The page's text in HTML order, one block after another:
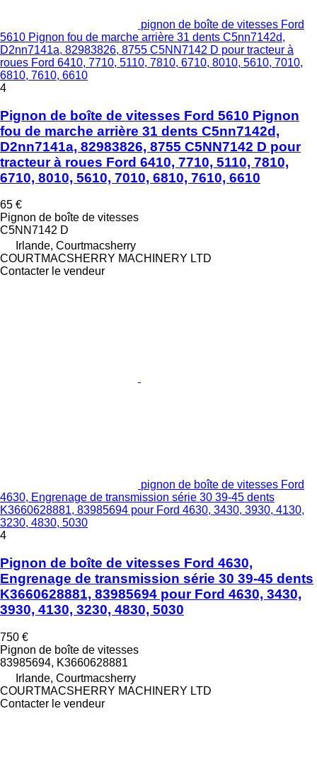
pignon de boîte de vitesses Ford
5610 Pignon fou de marche arrière 31 dents C5nn7142d,
D2nn7141a, 82983826, 8755 C5NN7142 D pour tracteur à
roues Ford 6410, 7710, 5110, 7810, 6710, 8010, 5610, 7010,
6810, 7610, 6610
4
Pignon de boîte de vitesses Ford 5610 Pignon
fou de marche arrière 31 dents C5nn7142d,
D2nn7141a, 82983826, 8755 C5NN7142 D pour
tracteur à roues Ford 6410, 7710, 5110, 7810,
6710, 8010, 5610, 7010, 6810, 7610, 6610
65 €
Pignon de boîte de vitesses
C5NN7142 D
Irlande, Courtmacsherry
COURTMACSHERRY MACHINERY LTD
Contacter le vendeur
pignon de boîte de vitesses Ford
4630, Engrenage de transmission série 30 39-45 dents
K3660628881, 83985694 pour Ford 4630, 3430, 3930, 4130,
3230, 4830, 5030
4
Pignon de boîte de vitesses Ford 4630,
Engrenage de transmission série 30 39-45 dents
K3660628881, 83985694 pour Ford 4630, 3430,
3930, 4130, 3230, 4830, 5030
750 €
Pignon de boîte de vitesses
83985694, K3660628881
Irlande, Courtmacsherry
COURTMACSHERRY MACHINERY LTD
Contacter le vendeur